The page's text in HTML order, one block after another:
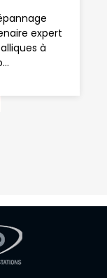
expert
à